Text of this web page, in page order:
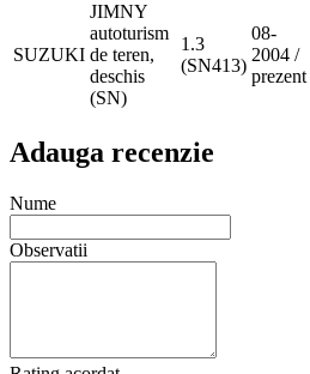
SUZUKI
JIMNY
autoturism
de teren,
deschis
(SN)
1.3
(SN413)
08-
2004 /
prezent
Adauga recenzie
Nume
Observatii